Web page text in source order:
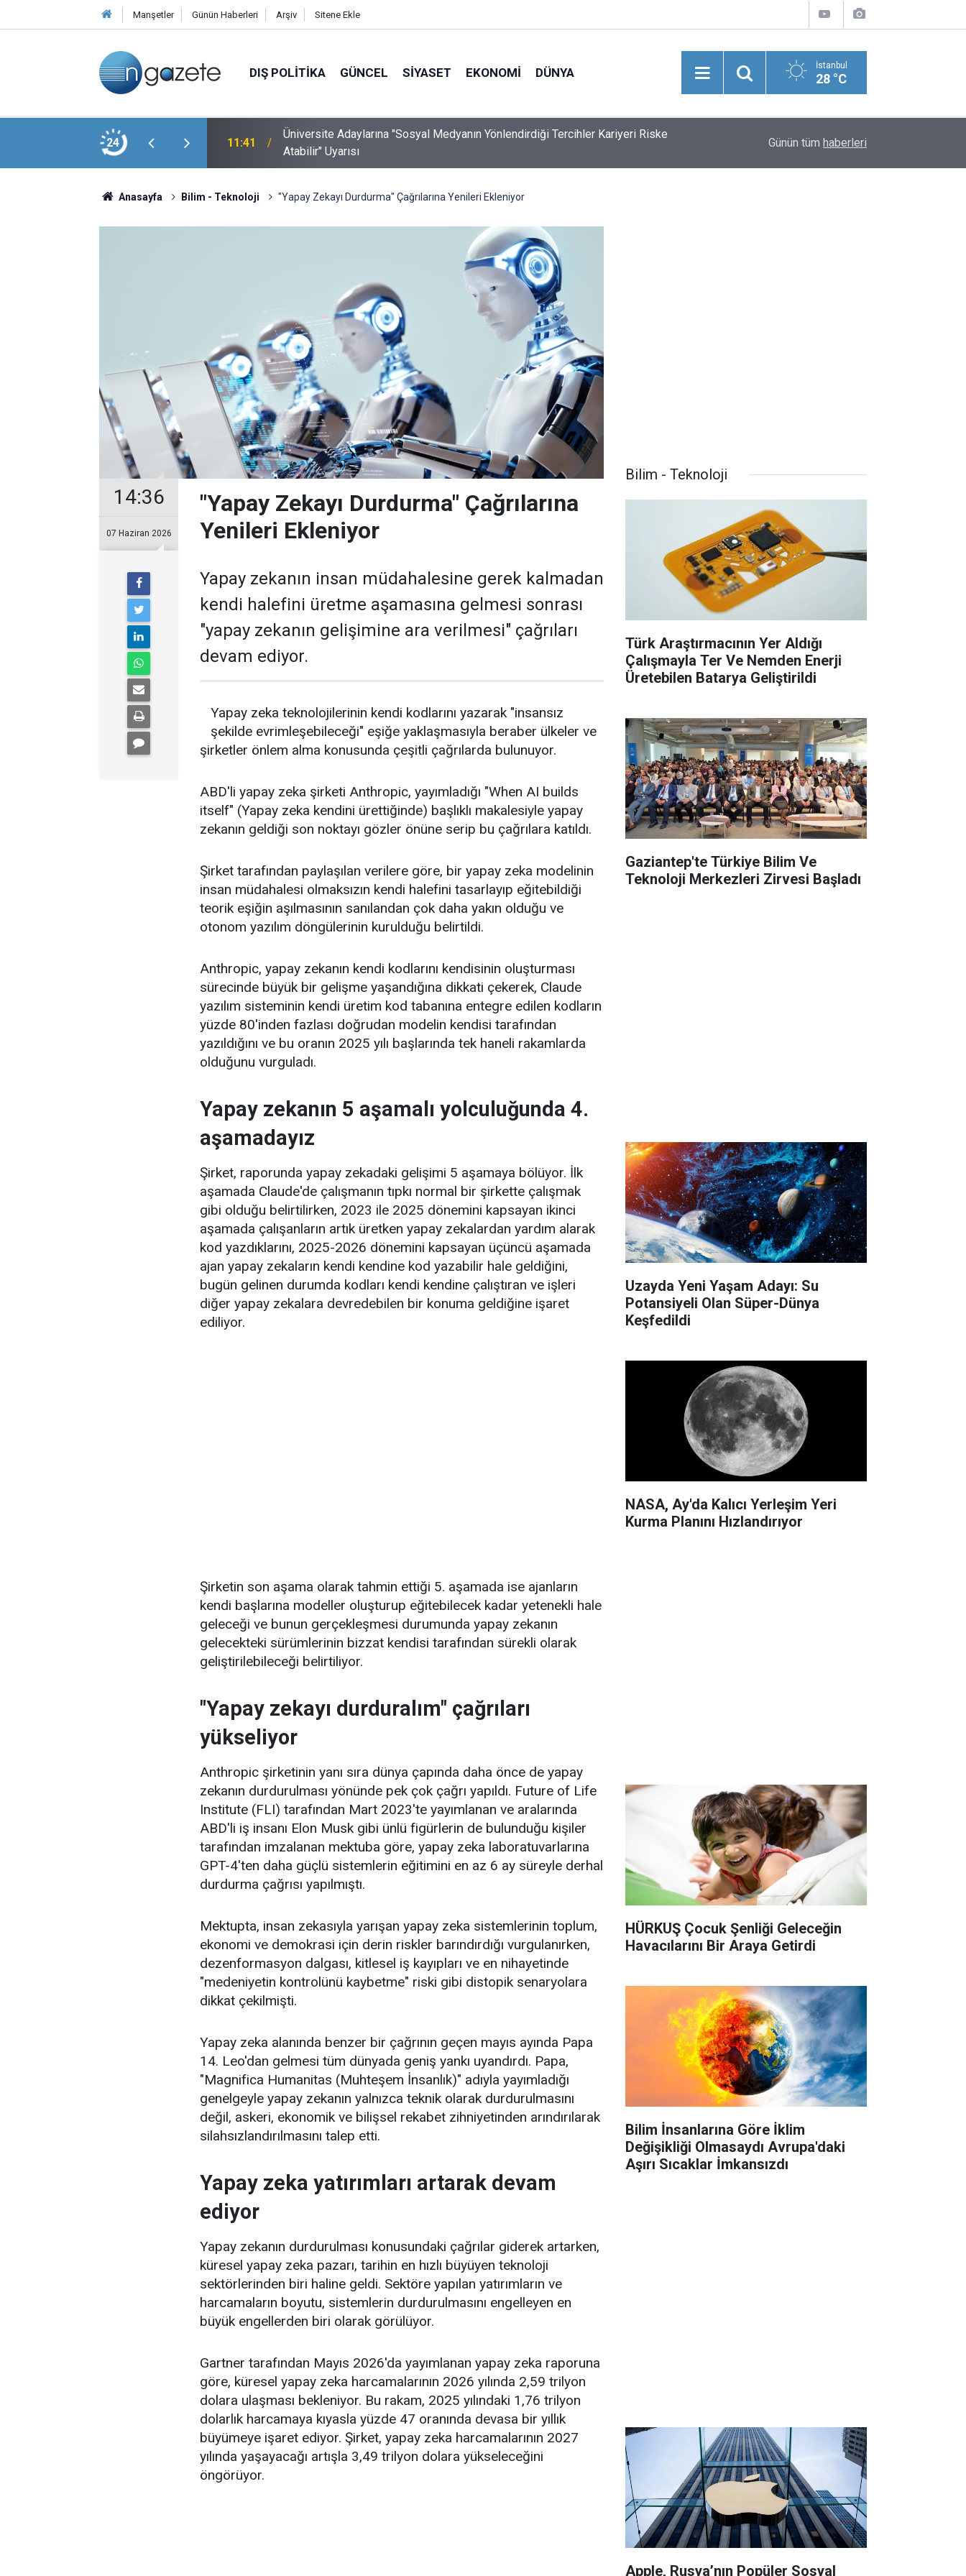
Manşetler Günün Haberleri Arşiv Sitene Ekle
DIŞ POLITIKA GÜNCEL SIYASET EKONOMI DÜNYA İstanbul
28 °C
24
"Ortak Gelecek" İçin Belirledi 11:41
Üniversite Adaylarına "Sosyal Medyanın Yönlendirdiği Tercihler Kariyeri Riske
Atabilir" Uyarısı
Hızlı Yükseliş
Günün tüm haberleri
Anasayfa Bilim - Teknoloji "Yapay Zekayı Durdurma" Çağrılarına Yenileri Ekleniyor
14:36
07 Haziran 2026
"Yapay Zekayı Durdurma" Çağrılarına
Yenileri Ekleniyor
Yapay zekanın insan müdahalesine gerek kalmadan
kendi halefini üretme aşamasına gelmesi sonrası
"yapay zekanın gelişimine ara verilmesi" çağrıları
devam ediyor.
Yapay zeka teknolojilerinin kendi kodlarını yazarak "insansız
şekilde evrimleşebileceği" eşiğe yaklaşmasıyla beraber ülkeler ve
şirketler önlem alma konusunda çeşitli çağrılarda bulunuyor.
ABD'li yapay zeka şirketi Anthropic, yayımladığı "When AI builds
itself" (Yapay zeka kendini ürettiğinde) başlıklı makalesiyle yapay
zekanın geldiği son noktayı gözler önüne serip bu çağrılara katıldı.
Şirket tarafından paylaşılan verilere göre, bir yapay zeka modelinin
insan müdahalesi olmaksızın kendi halefini tasarlayıp eğitebildiği
teorik eşiğin aşılmasının sanılandan çok daha yakın olduğu ve
otonom yazılım döngülerinin kurulduğu belirtildi.
Anthropic, yapay zekanın kendi kodlarını kendisinin oluşturması
sürecinde büyük bir gelişme yaşandığına dikkati çekerek, Claude
yazılım sisteminin kendi üretim kod tabanına entegre edilen kodların
yüzde 80'inden fazlası doğrudan modelin kendisi tarafından
yazıldığını ve bu oranın 2025 yılı başlarında tek haneli rakamlarda
olduğunu vurguladı.
Yapay zekanın 5 aşamalı yolculuğunda 4.
aşamadayız
Şirket, raporunda yapay zekadaki gelişimi 5 aşamaya bölüyor. İlk
aşamada Claude'de çalışmanın tıpkı normal bir şirkette çalışmak
gibi olduğu belirtilirken, 2023 ile 2025 dönemini kapsayan ikinci
aşamada çalışanların artık üretken yapay zekalardan yardım alarak
kod yazdıklarını, 2025-2026 dönemini kapsayan üçüncü aşamada
ajan yapay zekaların kendi kendine kod yazabilir hale geldiğini,
bugün gelinen durumda kodları kendi kendine çalıştıran ve işleri
diğer yapay zekalara devredebilen bir konuma geldiğine işaret
ediliyor.
Şirketin son aşama olarak tahmin ettiği 5. aşamada ise ajanların
kendi başlarına modeller oluşturup eğitebilecek kadar yetenekli hale
geleceği ve bunun gerçekleşmesi durumunda yapay zekanın
gelecekteki sürümlerinin bizzat kendisi tarafından sürekli olarak
geliştirilebileceği belirtiliyor.
"Yapay zekayı durduralım" çağrıları
yükseliyor
Anthropic şirketinin yanı sıra dünya çapında daha önce de yapay
zekanın durdurulması yönünde pek çok çağrı yapıldı. Future of Life
Institute (FLI) tarafından Mart 2023'te yayımlanan ve aralarında
ABD'li iş insanı Elon Musk gibi ünlü figürlerin de bulunduğu kişiler
tarafından imzalanan mektuba göre, yapay zeka laboratuvarlarına
GPT-4'ten daha güçlü sistemlerin eğitimini en az 6 ay süreyle derhal
durdurma çağrısı yapılmıştı.
Mektupta, insan zekasıyla yarışan yapay zeka sistemlerinin toplum,
ekonomi ve demokrasi için derin riskler barındırdığı vurgulanırken,
dezenformasyon dalgası, kitlesel iş kayıpları ve en nihayetinde
"medeniyetin kontrolünü kaybetme" riski gibi distopik senaryolara
dikkat çekilmişti.
Yapay zeka alanında benzer bir çağrının geçen mayıs ayında Papa
14. Leo'dan gelmesi tüm dünyada geniş yankı uyandırdı. Papa,
"Magnifica Humanitas (Muhteşem İnsanlık)" adıyla yayımladığı
genelgeyle yapay zekanın yalnızca teknik olarak durdurulmasını
değil, askeri, ekonomik ve bilişsel rekabet zihniyetinden arındırılarak
silahsızlandırılmasını talep etti.
Yapay zeka yatırımları artarak devam
ediyor
Yapay zekanın durdurulması konusundaki çağrılar giderek artarken,
küresel yapay zeka pazarı, tarihin en hızlı büyüyen teknoloji
sektörlerinden biri haline geldi. Sektöre yapılan yatırımların ve
harcamaların boyutu, sistemlerin durdurulmasını engelleyen en
büyük engellerden biri olarak görülüyor.
Gartner tarafından Mayıs 2026'da yayımlanan yapay zeka raporuna
göre, küresel yapay zeka harcamalarının 2026 yılında 2,59 trilyon
dolara ulaşması bekleniyor. Bu rakam, 2025 yılındaki 1,76 trilyon
dolarlık harcamaya kıyasla yüzde 47 oranında devasa bir yıllık
büyümeye işaret ediyor. Şirket, yapay zeka harcamalarının 2027
yılında yaşayacağı artışla 3,49 trilyon dolara yükseleceğini
öngörüyor.
Bilim - Teknoloji
Türk Araştırmacının Yer Aldığı
Çalışmayla Ter Ve Nemden Enerji
Üretebilen Batarya Geliştirildi
Gaziantep'te Türkiye Bilim Ve
Teknoloji Merkezleri Zirvesi Başladı
Uzayda Yeni Yaşam Adayı: Su
Potansiyeli Olan Süper-Dünya
Keşfedildi
NASA, Ay'da Kalıcı Yerleşim Yeri
Kurma Planını Hızlandırıyor
HÜRKUŞ Çocuk Şenliği Geleceğin
Havacılarını Bir Araya Getirdi
Bilim İnsanlarına Göre İklim
Değişikliği Olmasaydı Avrupa'daki
Aşırı Sıcaklar İmkansızdı
Apple, Rusya’nın Popüler Sosyal